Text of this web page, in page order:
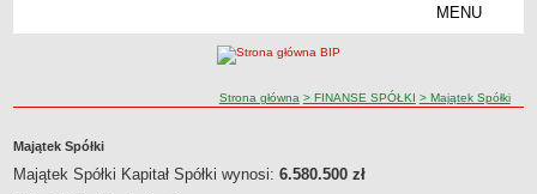
MENU
Przedmiot działalności wg. PKD
Godziny urzędowania
ścieżka nawigacji
Strona główna > FINANSE SPÓŁKI > Majątek Spółki
Majątek Spółki
Majątek Spółki Kapitał Spółki wynosi:6.580.500 zł